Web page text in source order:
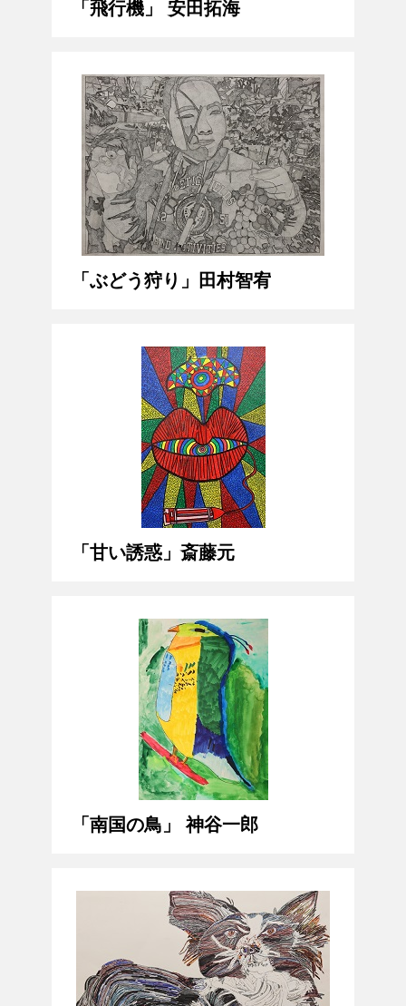
「飛行機」 安田拓海
「ぶどう狩り」田村智宥
「甘い誘惑」斎藤元
「南国の鳥」 神谷一郎